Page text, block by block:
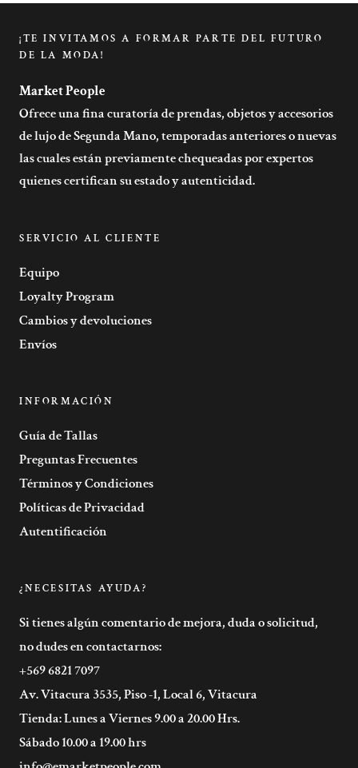
¡TE INVITAMOS A FORMAR PARTE DEL FUTURO
DE LA MODA!
Market People
Ofrece una fina curatoría de prendas, objetos y accesorios
de lujo de Segunda Mano, temporadas anteriores o nuevas
las cuales están previamente chequeadas por expertos
quienes certifican su estado y autenticidad.
SERVICIO AL CLIENTE
Equipo
Loyalty Program
Cambios y devoluciones
Envíos
INFORMACIÓN
Guía de Tallas
Preguntas Frecuentes
Términos y Condiciones
Políticas de Privacidad
Autentificación
¿NECESITAS AYUDA?
Si tienes algún comentario de mejora, duda o solicitud,
no dudes en contactarnos:
+569 6821 7097
Av. Vitacura 3535, Piso -1, Local 6, Vitacura
Tienda: Lunes a Viernes 9.00 a 20.00 Hrs.
Sábado 10.00 a 19.00 hrs